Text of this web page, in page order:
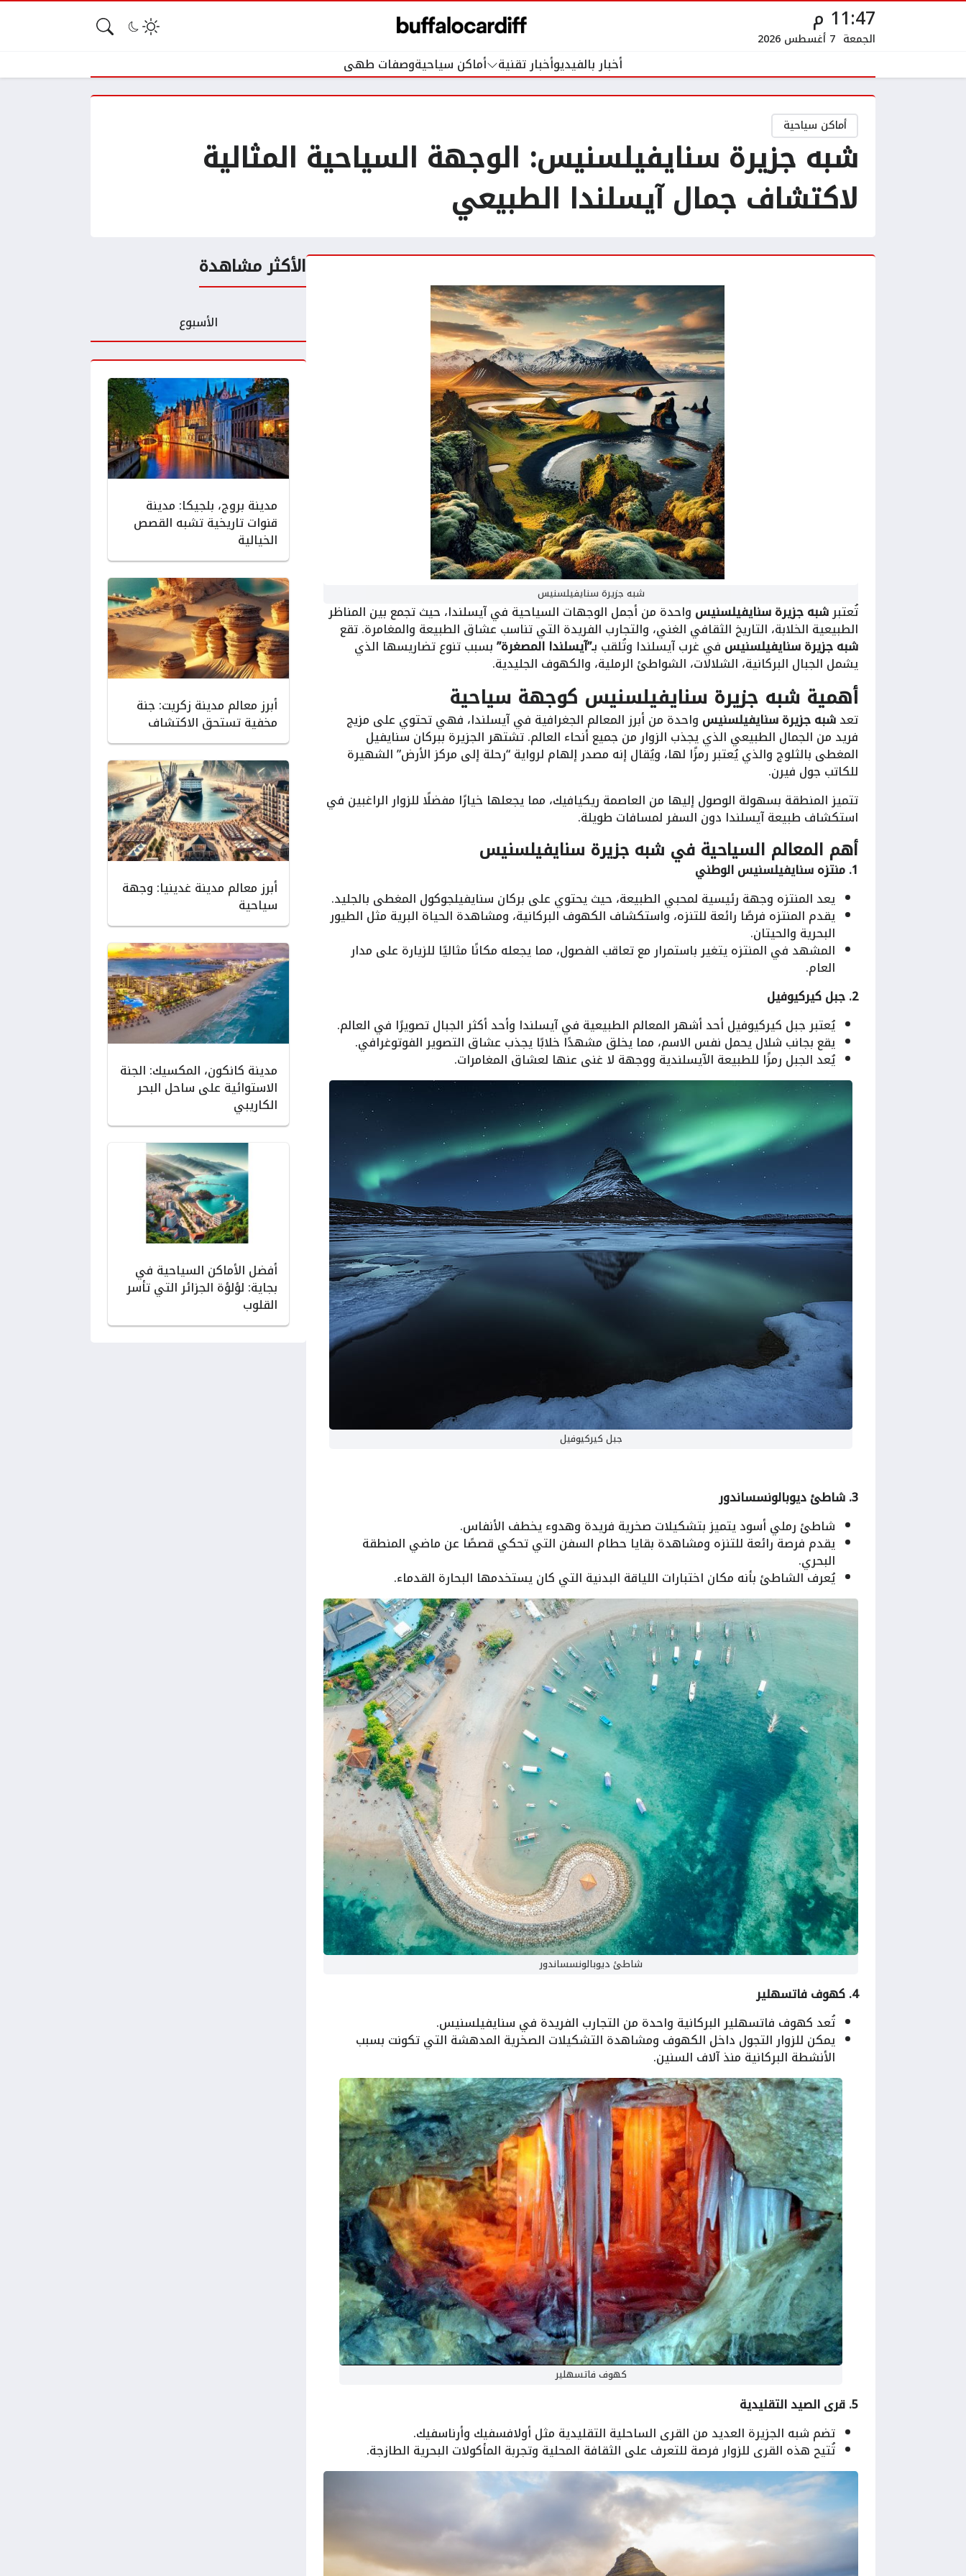
11:47 م
الجمعة 7 أغسطس 2026
أخبار بالفيديوأخبار تقنية أماكن سياحيةوصفات طهى
أماكن سياحية
شبه جزيرة سنايفيلسنيس: الوجهة السياحية المثالية
لاكتشاف جمال آيسلندا الطبيعي
الأكثر مشاهدة
الأسبوع
مدينة بروج، بلجيكا: مدينة
قنوات تاريخية تشبه القصص
الخيالية
أبرز معالم مدينة زكريت: جنة
مخفية تستحق الاكتشاف
أبرز معالم مدينة غدينيا: وجهة
سياحية
مدينة كانكون، المكسيك: الجنة
الاستوائية على ساحل البحر
الكاريبي
أفضل الأماكن السياحية في
بجاية: لؤلؤة الجزائر التي تأسر
القلوب
شبه جزيرة سنايفيلسنيس
تُعتبرشبه جزيرة سنايفيلسنيس واحدة من أجمل الوجهات السياحية في آيسلندا، حيث تجمع بين المناظر
الطبيعية الخلابة، التاريخ الثقافي الغني، والتجارب الفريدة التي تناسب عشاق الطبيعة والمغامرة. تقع
شبه جزيرة سنايفيلسنيس في غرب آيسلندا وتُلقب بـ”آيسلندا المصغرة”بسبب تنوع تضاريسها الذي
يشمل الجبال البركانية، الشلالات، الشواطئ الرملية، والكهوف الجليدية.
أهمية شبه جزيرة سنايفيلسنيس كوجهة سياحية
تعدشبه جزيرة سنايفيلسنيس واحدة من أبرز المعالم الجغرافية في آيسلندا، فهي تحتوي على مزيج
فريد من الجمال الطبيعي الذي يجذب الزوار من جميع أنحاء العالم. تشتهر الجزيرة ببركان سنايفيل
المغطى بالثلوج والذي يُعتبر رمزًا لها، ويُقال إنه مصدر إلهام لرواية “رحلة إلى مركز الأرض” الشهيرة
للكاتب جول فيرن.
تتميز المنطقة بسهولة الوصول إليها من العاصمة ريكيافيك، مما يجعلها خيارًا مفضلًا للزوار الراغبين في
استكشاف طبيعة آيسلندا دون السفر لمسافات طويلة.
أهم المعالم السياحية في شبه جزيرة سنايفيلسنيس
1. منتزه سنايفيلسنيس الوطني
يعد المنتزه وجهة رئيسية لمحبي الطبيعة، حيث يحتوي على بركان سنايفيلجوكول المغطى بالجليد.
يقدم المنتزه فرصًا رائعة للتنزه، واستكشاف الكهوف البركانية، ومشاهدة الحياة البرية مثل الطيور
البحرية والحيتان.
المشهد في المنتزه يتغير باستمرار مع تعاقب الفصول، مما يجعله مكانًا مثاليًا للزيارة على مدار
العام.
2. جبل كيركيوفيل
يُعتبر جبل كيركيوفيل أحد أشهر المعالم الطبيعية في آيسلندا وأحد أكثر الجبال تصويرًا في العالم.
يقع بجانب شلال يحمل نفس الاسم، مما يخلق مشهدًا خلابًا يجذب عشاق التصوير الفوتوغرافي.
يُعد الجبل رمزًا للطبيعة الآيسلندية ووجهة لا غنى عنها لعشاق المغامرات.
جبل كيركيوفيل
3. شاطئ ديوبالونسساندور
شاطئ رملي أسود يتميز بتشكيلات صخرية فريدة وهدوء يخطف الأنفاس.
يقدم فرصة رائعة للتنزه ومشاهدة بقايا حطام السفن التي تحكي قصصًا عن ماضي المنطقة
البحري.
يُعرف الشاطئ بأنه مكان اختبارات اللياقة البدنية التي كان يستخدمها البحارة القدماء.
شاطئ ديوبالونسساندور
4. كهوف فاتسهلير
تُعد كهوف فاتسهلير البركانية واحدة من التجارب الفريدة في سنايفيلسنيس.
يمكن للزوار التجول داخل الكهوف ومشاهدة التشكيلات الصخرية المدهشة التي تكونت بسبب
الأنشطة البركانية منذ آلاف السنين.
كهوف فاتسهلير
5. قرى الصيد التقليدية
تضم شبه الجزيرة العديد من القرى الساحلية التقليدية مثل أولافسفيك وأرناسفيك.
تُتيح هذه القرى للزوار فرصة للتعرف على الثقافة المحلية وتجربة المأكولات البحرية الطازجة.